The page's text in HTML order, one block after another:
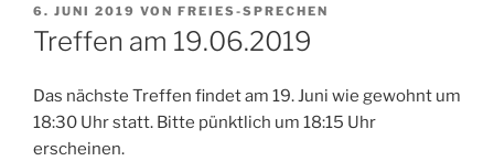
VERÖFFENTLICHT
AM
6. JUNI 2019 VON FREIES-SPRECHEN
Treffen am 19.06.2019
Das nächste Treffen findet am 19. Juni wie gewohnt um
18:30 Uhr statt. Bitte pünktlich um 18:15 Uhr
erscheinen.